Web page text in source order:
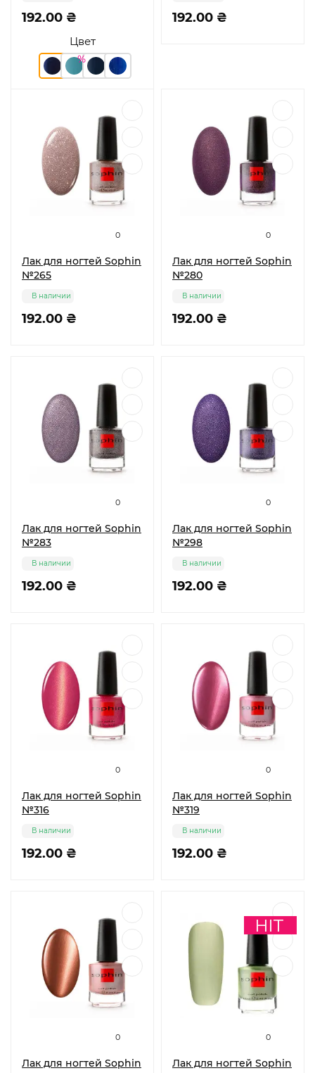
Цвет
192.00 ₴ 192.00 ₴
0
Лак для ногтей Sophin
№265
192.00 ₴
В наличии
0
Лак для ногтей Sophin
№280
192.00 ₴
В наличии
0
Лак для ногтей Sophin
№283
192.00 ₴
В наличии
0
Лак для ногтей Sophin
№298
192.00 ₴
В наличии
0
Лак для ногтей Sophin
№316
192.00 ₴
В наличии
0
Лак для ногтей Sophin
№319
192.00 ₴
В наличии
0
Лак для ногтей Sophin
0
Лак для ногтей Sophin